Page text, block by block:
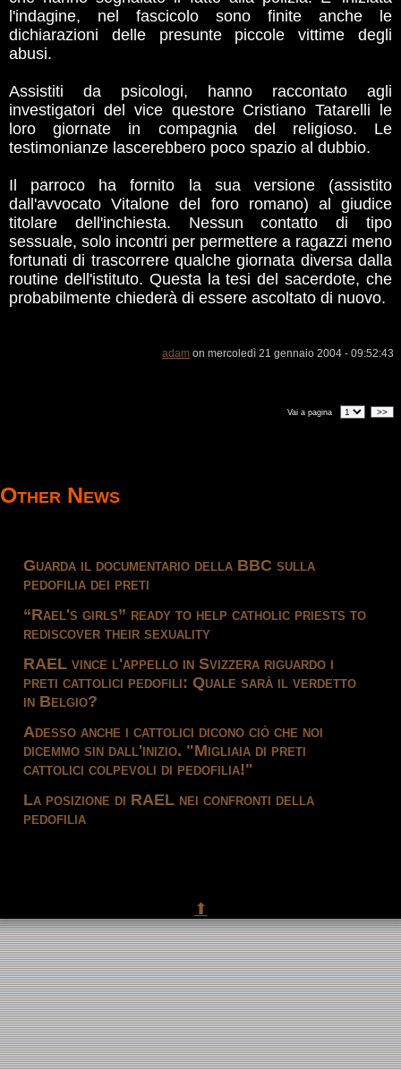
l'indagine, nel fascicolo sono finite anche le
dichiarazioni delle presunte piccole vittime degli
abusi.
Assistiti da psicologi, hanno raccontato agli
investigatori del vice questore Cristiano Tatarelli le
loro giornate in compagnia del religioso. Le
testimonianze lascerebbero poco spazio al dubbio.
Il parroco ha fornito la sua versione (assistito
dall'avvocato Vitalone del foro romano) al giudice
titolare dell'inchiesta. Nessun contatto di tipo
sessuale, solo incontri per permettere a ragazzi meno
fortunati di trascorrere qualche giornata diversa dalla
routine dell'istituto. Questa la tesi del sacerdote, che
probabilmente chiederà di essere ascoltato di nuovo.
adam on mercoledì 21 gennaio 2004 - 09:52:43
Vai a pagina >>
Other News
Guarda il documentario della BBC sulla
pedofilia dei preti
“Rael's girls” ready to help catholic priests to
rediscover their sexuality
RAEL vince l'appello in Svizzera riguardo i
preti cattolici pedofili: Quale sarà il verdetto
in Belgio?
Adesso anche i cattolici dicono ciò che noi
dicemmo sin dall'inizio. "Migliaia di preti
cattolici colpevoli di pedofilia!"
La posizione di RAEL nei confronti della
pedofilia
⬆